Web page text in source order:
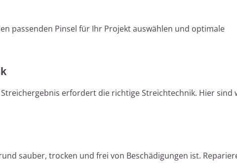
passenden Pinsel für Ihr Projekt auswählen und optimale
erfordert die richtige Streichtechnik. Hier sind
sauber, trocken und frei von Beschädigungen ist.